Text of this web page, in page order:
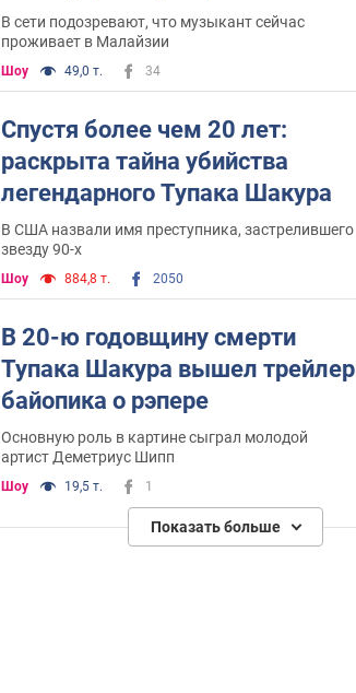
В сети подозревают, что музыкант сейчас
проживает в Малайзии
Шоу 49,0 т. 34
Спустя более чем 20 лет:
раскрыта тайна убийства
легендарного Тупака Шакура
В США назвали имя преступника, застрелившего
звезду 90-х
Шоу 884,8 т. 2050
В 20-ю годовщину смерти
Тупака Шакура вышел трейлер
байопика о рэпере
Основную роль в картине сыграл молодой
артист Деметриус Шипп
Шоу 19,5 т. 1
Показать больше